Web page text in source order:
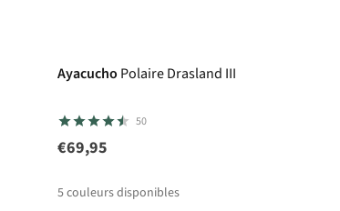
Ayacucho Polaire Drasland III
50
€69,95
5couleurs disponibles